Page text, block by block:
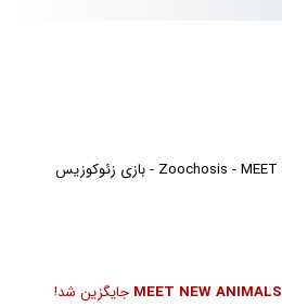
MEET NEW ANIMALS جایگزین شد!